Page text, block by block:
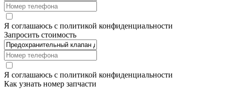
Я соглашаюсь с политикой конфиденциальности
Запросить стоимость
Я соглашаюсь с политикой конфиденциальности
Как узнать номер запчасти